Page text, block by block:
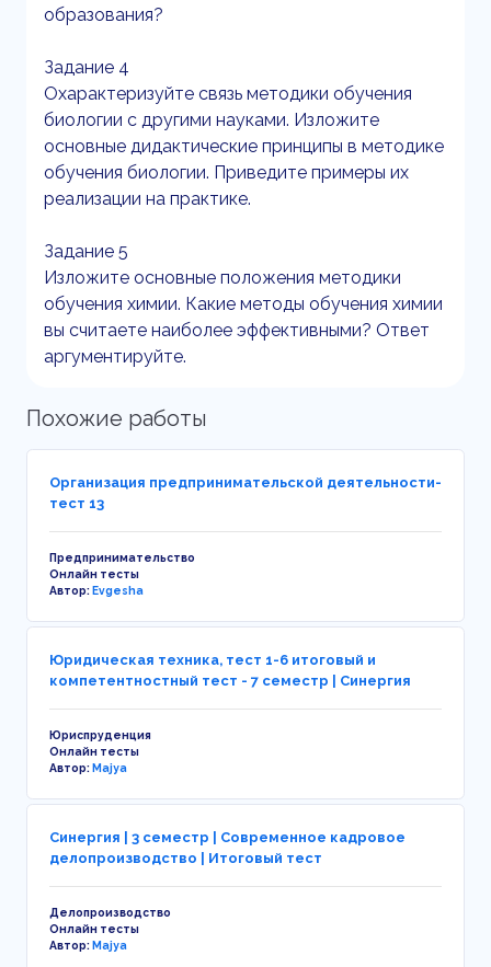
образования?
Задание 4
Охарактеризуйте связь методики обучения
биологии с другими науками. Изложите
основные дидактические принципы в методике
обучения биологии. Приведите примеры их
реализации на практике.
Задание 5
Изложите основные положения методики
обучения химии. Какие методы обучения химии
вы считаете наиболее эффективными? Ответ
аргументируйте.
Похожие работы
Организация предпринимательской деятельности-
тест 13
Предпринимательство
Онлайн тесты
Автор:Evgesha
Юридическая техника, тест 1-6 итоговый и
компетентностный тест - 7 семестр | Синергия
Юриспруденция
Онлайн тесты
Автор:Majya
Синергия | 3 семестр | Современное кадровое
делопроизводство | Итоговый тест
Делопроизводство
Онлайн тесты
Автор:Majya